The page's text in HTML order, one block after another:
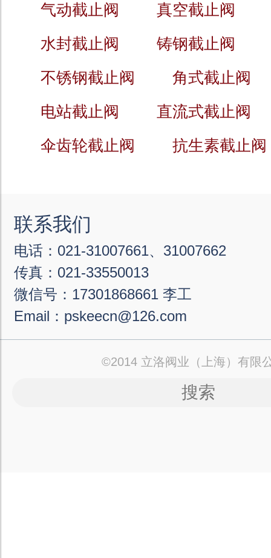
气动截止阀
真空截止阀
水封截止阀
铸钢截止阀
不锈钢截止阀
角式截止阀
电站截止阀
直流式截止阀
伞齿轮截止阀
抗生素截止阀
联系我们
电话：021-31007661、31007662
传真：021-33550013
微信号：17301868661 李工
Email：pskeecn@126.com
©2014 立洛阀业（上海）有限